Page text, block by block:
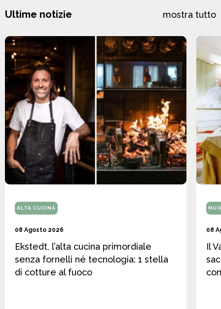
Ultime notizie mostra tutto
ALTA CUCINA
08 Agosto 2026
Ekstedt, l’alta cucina primordiale
senza fornelli né tecnologia: 1 stella
di cotture al fuoco
08
Il